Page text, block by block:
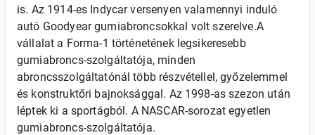
is. Az 1914-es Indycar versenyen valamennyi induló
autó Goodyear gumiabroncsokkal volt szerelve.A
vállalat a Forma-1 történetének legsikeresebb
gumiabroncs-szolgáltatója, minden
abroncsszolgáltatónál több részvétellel, győzelemmel
és konstruktőri bajnoksággal. Az 1998-as szezon után
léptek ki a sportágból. A NASCAR-sorozat egyetlen
gumiabroncs-szolgáltatója.